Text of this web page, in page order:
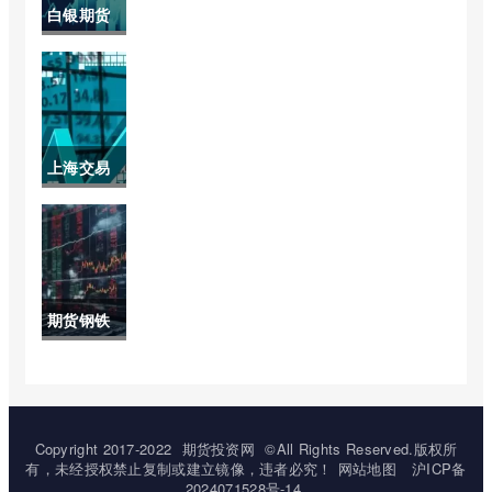
货哪个品
种收单边
手续费)
白银期货
最新行情
沪(白银期
货最新行
情沪银上
市)
上海交易
所黄金实
时交易价
格(上海黄
金交易所
期货钢铁
铁的关联
(钢铁股票
Copyright 2017-2022 期货投资网 ©All Rights Reserved.版权所
有，未经授权禁止复制或建立镜像，违者必究！
网站地图
沪ICP备